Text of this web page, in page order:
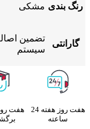
رنگ بندی مشکی
گارانتی
تضمین
سیستم
هفت روز هفته 24
ساعته
هفت